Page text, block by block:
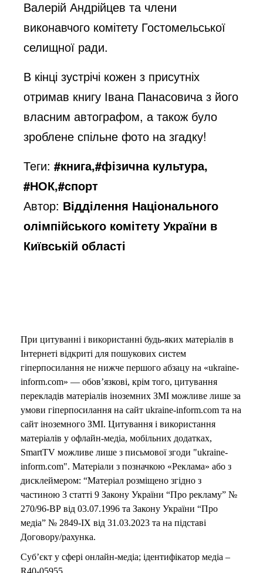
Валерій Андрійцев та члени
виконавчого комітету Гостомельської
селищної ради.
В кінці зустрічі кожен з присутніх
отримав книгу Івана Панасовича з його
власним автографом, а також було
зроблене спільне фото на згадку!
Теги:#книга,#фізична культура,
#НОК,#спорт
Автор: Відділення Національного
олімпійського комітету України в
Київській області
При цитуванні і використанні будь-яких матеріалів в
Інтернеті відкриті для пошукових систем
гіперпосилання не нижче першого абзацу на «ukraine-
inform.com» — обов’язкові, крім того, цитування
перекладів матеріалів іноземних ЗМІ можливе лише за
умови гіперпосилання на сайт ukraine-inform.com та на
сайт іноземного ЗМІ. Цитування і використання
матеріалів у офлайн-медіа, мобільних додатках,
SmartTV можливе лише з письмової згоди "ukraine-
inform.com". Матеріали з позначкою «Реклама» або з
дисклеймером: “Матеріал розміщено згідно з
частиною 3 статті 9 Закону України “Про рекламу” №
270/96-ВР від 03.07.1996 та Закону України “Про
медіа” № 2849-IX від 31.03.2023 та на підставі
Договору/рахунка.
Суб’єкт у сфері онлайн-медіа; ідентифікатор медіа –
R40-05955